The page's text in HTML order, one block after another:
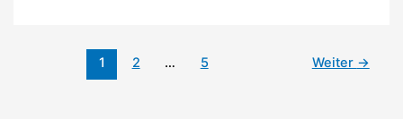
Perspektiven1 2 … 5 Weiter →